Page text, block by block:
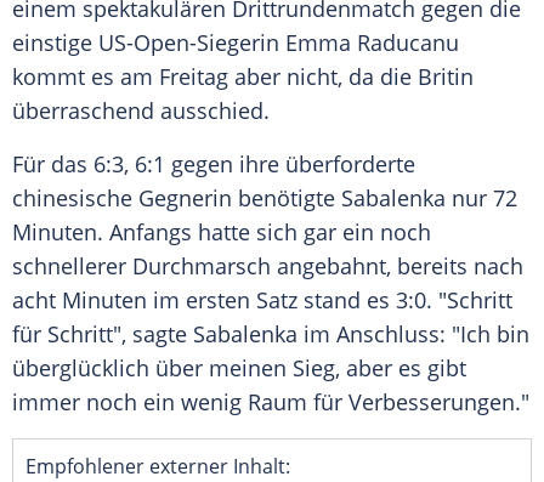
einem spektakulären Drittrundenmatch gegen die
einstige US-Open-Siegerin Emma Raducanu
kommt es am Freitag aber nicht, da die Britin
überraschend ausschied.
Für das 6:3, 6:1 gegen ihre überforderte
chinesische Gegnerin benötigte Sabalenka nur 72
Minuten. Anfangs hatte sich gar ein noch
schnellerer Durchmarsch angebahnt, bereits nach
acht Minuten im ersten Satz stand es 3:0. "Schritt
für Schritt", sagte Sabalenka im Anschluss: "Ich bin
überglücklich über meinen Sieg, aber es gibt
immer noch ein wenig Raum für Verbesserungen."
Empfohlener externer Inhalt: